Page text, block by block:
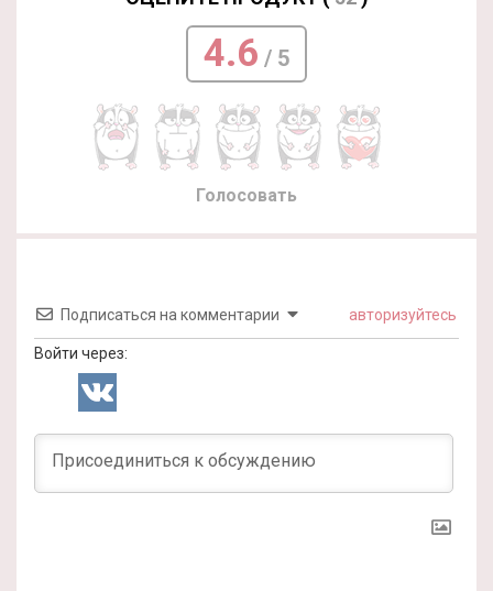
4.6 / 5
Голосовать
Подписаться на комментарии авторизуйтесь
Войти через: